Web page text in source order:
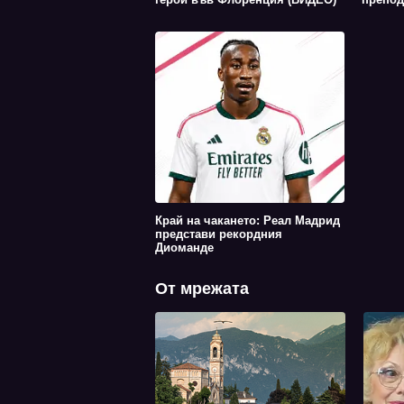
Край на чакането: Реал Мадрид
представи рекордния
Диоманде
От мрежата